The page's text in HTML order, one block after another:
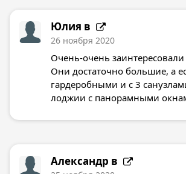
Юлия в
26 ноября 2020
Очень-очень
Они достаточно большие, а
гардеробными и с 3
лоджии с панорамными
Александр в